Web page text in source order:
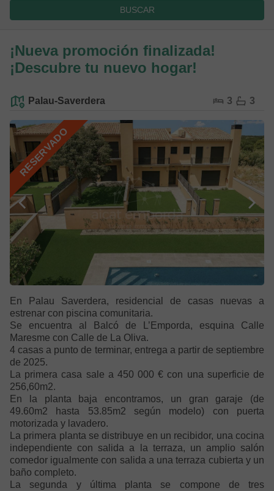
BUSCAR
¡Nueva promoción finalizada!
¡Descubre tu nuevo hogar!
Palau-Saverdera 3 3
RESERVADO
En Palau Saverdera, residencial de casas nuevas a
estrenar con piscina comunitaria.
Se encuentra al Balcó de L’Emporda, esquina Calle
Maresme con Calle de La Oliva.
4 casas a punto de terminar, entrega a partir de septiembre
de 2025.
La primera casa sale a 450 000 € con una superficie de
256,60m2.
En la planta baja encontramos, un gran garaje (de
49.60m2 hasta 53.85m2 según modelo) con puerta
motorizada y lavadero.
La primera planta se distribuye en un recibidor, una cocina
independiente con salida a la terraza, un amplio salón
comedor igualmente con salida a una terraza cubierta y un
baño completo.
La segunda y última planta se compone de tres